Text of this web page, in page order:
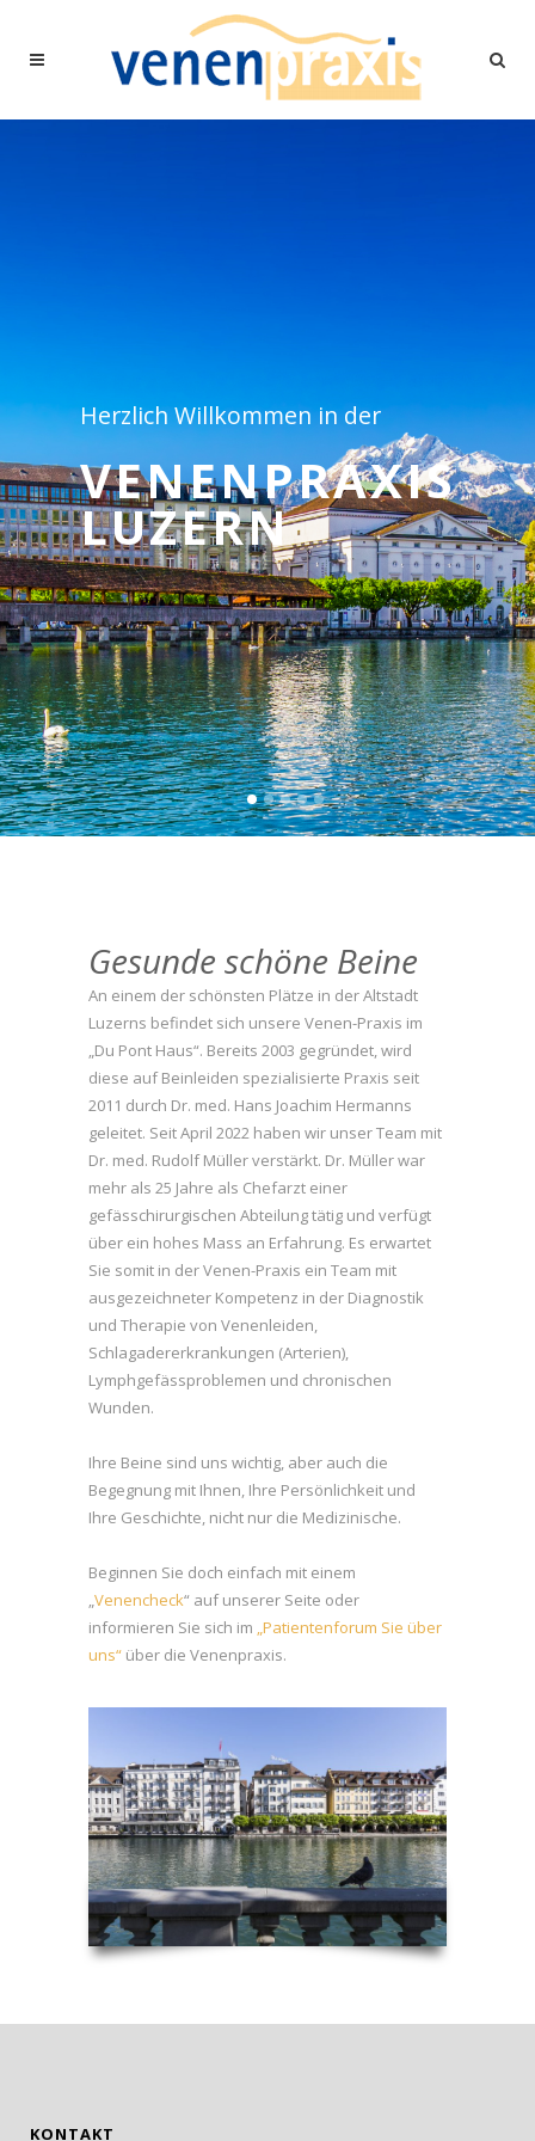
Herzlich Willkommen in der
VENENPRAXIS
LUZERN
Gesunde schöne Beine
An einem der schönsten Plätze in der Altstadt
Luzerns befindet sich unsere Venen-Praxis im
„Du Pont Haus“. Bereits 2003 gegründet, wird
diese auf Beinleiden spezialisierte Praxis seit
2011 durch Dr. med. Hans Joachim Hermanns
geleitet. Seit April 2022 haben wir unser Team mit
Dr. med. Rudolf Müller verstärkt. Dr. Müller war
mehr als 25 Jahre als Chefarzt einer
gefässchirurgischen Abteilung tätig und verfügt
über ein hohes Mass an Erfahrung. Es erwartet
Sie somit in der Venen-Praxis ein Team mit
ausgezeichneter Kompetenz in der Diagnostik
und Therapie von Venenleiden,
Schlagadererkrankungen (Arterien),
Lymphgefässproblemen und chronischen
Wunden.
Ihre Beine sind uns wichtig, aber auch die
Begegnung mit Ihnen, Ihre Persönlichkeit und
Ihre Geschichte, nicht nur die Medizinische.
Beginnen Sie doch einfach mit einem
„Venencheck“ auf unserer Seite oder
informieren Sie sich im „Patientenforum Sie über
uns“ über die Venenpraxis.
KONTAKT